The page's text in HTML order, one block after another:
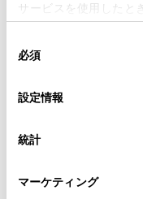
サービスを使用したと
使用することがありま
デバイスにすべての
意したことになりま
設定の変更、同意を
「Cookie（クッキー）
必須
設定情報
統計
マーケティング
必須 丁目番地
任意 建物名